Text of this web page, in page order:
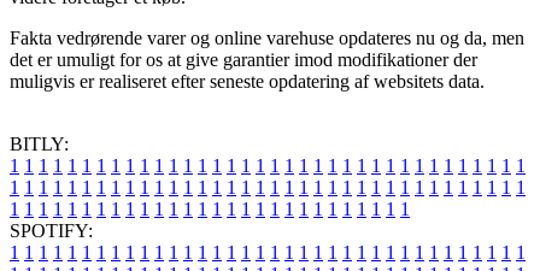
Fakta vedrørende varer og online varehuse opdateres nu og da, men
det er umuligt for os at give garantier imod modifikationer der
muligvis er realiseret efter seneste opdatering af websitets data.
BITLY:
1 1 1 1 1 1 1 1 1 1 1 1 1 1 1 1 1 1 1 1 1 1 1 1 1 1 1 1 1 1 1 1 1 1 1 1
1 1 1 1 1 1 1 1 1 1 1 1 1 1 1 1 1 1 1 1 1 1 1 1 1 1 1 1 1 1 1 1 1 1 1 1
1 1 1 1 1 1 1 1 1 1 1 1 1 1 1 1 1 1 1 1 1 1 1 1 1 1 1 1
SPOTIFY:
1 1 1 1 1 1 1 1 1 1 1 1 1 1 1 1 1 1 1 1 1 1 1 1 1 1 1 1 1 1 1 1 1 1 1 1